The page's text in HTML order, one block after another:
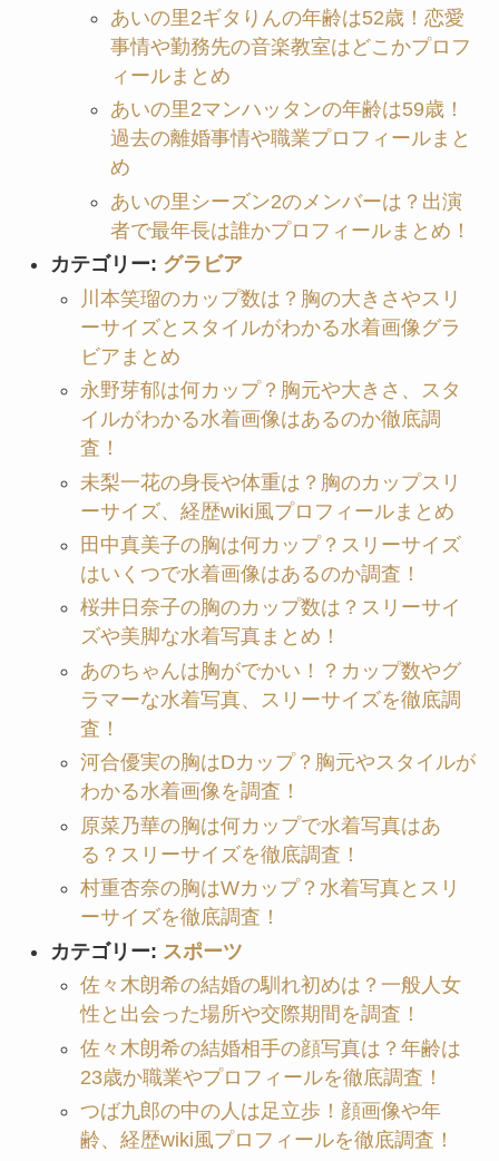
あいの里2ギタりんの年齢は52歳！恋愛
事情や勤務先の音楽教室はどこかプロフ
ィールまとめ
あいの里2マンハッタンの年齢は59歳！
過去の離婚事情や職業プロフィールまと
め
あいの里シーズン2のメンバーは？出演
者で最年長は誰かプロフィールまとめ！
カテゴリー: グラビア
川本笑瑠のカップ数は？胸の大きさやスリ
ーサイズとスタイルがわかる水着画像グラ
ビアまとめ
永野芽郁は何カップ？胸元や大きさ、スタ
イルがわかる水着画像はあるのか徹底調
査！
未梨一花の身長や体重は？胸のカップスリ
ーサイズ、経歴wiki風プロフィールまとめ
田中真美子の胸は何カップ？スリーサイズ
はいくつで水着画像はあるのか調査！
桜井日奈子の胸のカップ数は？スリーサイ
ズや美脚な水着写真まとめ！
あのちゃんは胸がでかい！？カップ数やグ
ラマーな水着写真、スリーサイズを徹底調
査！
河合優実の胸はDカップ？胸元やスタイルが
わかる水着画像を調査！
原菜乃華の胸は何カップで水着写真はあ
る？スリーサイズを徹底調査！
村重杏奈の胸はWカップ？水着写真とスリ
ーサイズを徹底調査！
カテゴリー: スポーツ
佐々木朗希の結婚の馴れ初めは？一般人女
性と出会った場所や交際期間を調査！
佐々木朗希の結婚相手の顔写真は？年齢は
23歳か職業やプロフィールを徹底調査！
つば九郎の中の人は足立歩！顔画像や年
齢、経歴wiki風プロフィールを徹底調査！